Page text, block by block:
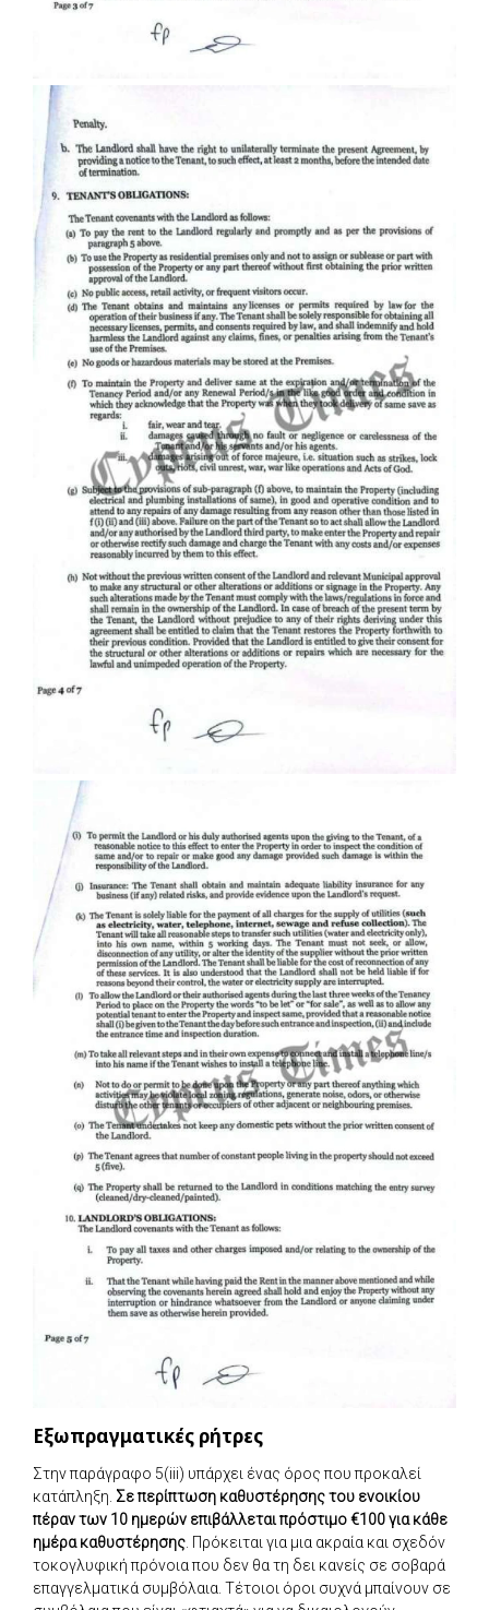
Εξωπραγματικές ρήτρες
Στην παράγραφο 5(iii) υπάρχει ένας όρος που προκαλεί
κατάπληξη. Σε περίπτωση καθυστέρησης του ενοικίου
πέραν των 10 ημερών επιβάλλεται πρόστιμο €100 για κάθε
ημέρα καθυστέρησης . Πρόκειται για μια ακραία και σχεδόν
τοκογλυφική πρόνοια που δεν θα τη δει κανείς σε σοβαρά
επαγγελματικά συμβόλαια. Τέτοιοι όροι συχνά μπαίνουν σε